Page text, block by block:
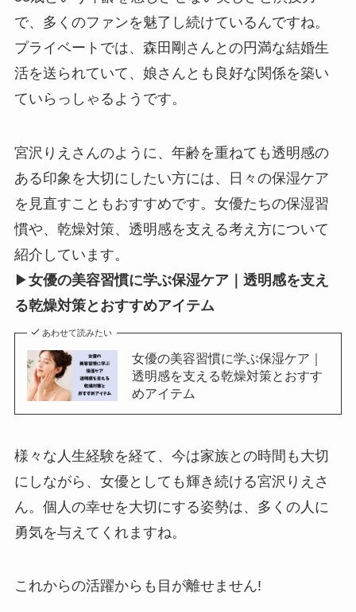
で、多くのファンを魅了し続けているんですね。
プライベートでは、森田剛さんとの円満な結婚生
活を送られていて、娘さんとも良好な関係を築い
ていらっしゃるようです。
宮沢りえさんのように、年齢を重ねても透明感の
ある印象を大切にしたい方には、日々の保湿ケア
を見直すこともおすすめです。女優たちの保湿習
慣や、乾燥対策、透明感を支える考え方について
紹介しています。
▶女優の美容習慣に学ぶ保湿ケア｜透明感を支え
る乾燥対策とおすすめアイテム
あわせて読みたい
女優の美容習慣に学ぶ保湿ケア｜
透明感を支える乾燥対策とおすす
めアイテム
様々な人生経験を経て、今は家族との時間も大切
にしながら、女優としても輝き続ける宮沢りえさ
ん。個人の幸せを大切にする姿勢は、多くの人に
勇気を与えてくれますね。
これからの活躍からも目が離せません!